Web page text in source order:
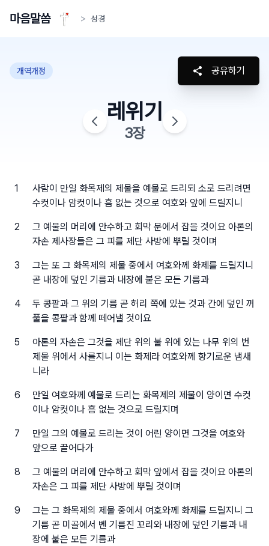
마음말씀 > 성경
개역개정 공유하기
레위기
3장
1
사람이 만일 화목제의 제물을 예물로 드리되 소로 드리려면
수컷이나 암컷이나 흠 없는 것으로 여호와 앞에 드릴지니
2
그 예물의 머리에 안수하고 회막 문에서 잡을 것이요 아론의
자손 제사장들은 그 피를 제단 사방에 뿌릴 것이며
3
그는 또 그 화목제의 제물 중에서 여호와께 화제를 드릴지니
곧 내장에 덮인 기름과 내장에 붙은 모든 기름과
4
두 콩팥과 그 위의 기름 곧 허리 쪽에 있는 것과 간에 덮인 꺼
풀을 콩팥과 함께 떼어낼 것이요
5
아론의 자손은 그것을 제단 위의 불 위에 있는 나무 위의 번
제물 위에서 사를지니 이는 화제라 여호와께 향기로운 냄새
니라
6
만일 여호와께 예물로 드리는 화목제의 제물이 양이면 수컷
이나 암컷이나 흠 없는 것으로 드릴지며
7
만일 그의 예물로 드리는 것이 어린 양이면 그것을 여호와
앞으로 끌어다가
8
그 예물의 머리에 안수하고 회막 앞에서 잡을 것이요 아론의
자손은 그 피를 제단 사방에 뿌릴 것이며
9
그는 그 화목제의 제물 중에서 여호와께 화제를 드릴지니 그
기름 곧 미골에서 벤 기름진 꼬리와 내장에 덮인 기름과 내
장에 붙은 모든 기름과